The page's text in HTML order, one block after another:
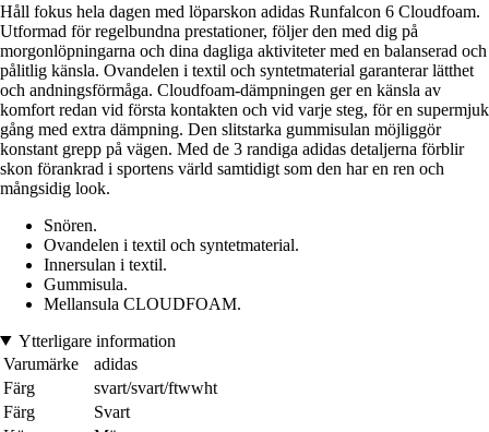
Håll fokus hela dagen med löparskon adidas Runfalcon 6 Cloudfoam.
Utformad för regelbundna prestationer, följer den med dig på
morgonlöpningarna och dina dagliga aktiviteter med en balanserad och
pålitlig känsla. Ovandelen i textil och syntetmaterial garanterar lätthet
och andningsförmåga. Cloudfoam-dämpningen ger en känsla av
komfort redan vid första kontakten och vid varje steg, för en supermjuk
gång med extra dämpning. Den slitstarka gummisulan möjliggör
konstant grepp på vägen. Med de 3 randiga adidas detaljerna förblir
skon förankrad i sportens värld samtidigt som den har en ren och
mångsidig look.
Snören.
Ovandelen i textil och syntetmaterial.
Innersulan i textil.
Gummisula.
Mellansula CLOUDFOAM.
Ytterligare information
Varumärke
adidas
Färg
svart/svart/ftwwht
Färg
Svart